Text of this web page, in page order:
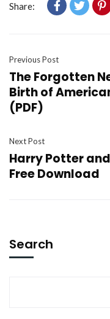
Share:
Previous Post
The Forgotten
Birth of
(PDF)
Next Post
Harry Potter
Free Download
Search